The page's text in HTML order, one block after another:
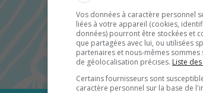
Vos données à caractère personnel
liées à votre appareil (cookies,
données) pourront être stockées et
que partagées avec lui, ou utilisées
partenaires et nous-mêmes
de géolocalisation précises. Liste
Certains fournisseurs sont
caractère personnel sur la base de